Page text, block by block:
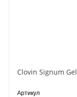
Артикул